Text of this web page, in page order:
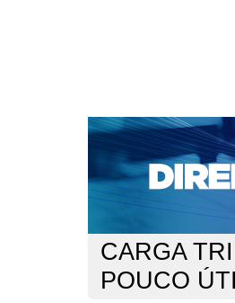
CAPA SOBRE
NOTÍCIAS
EDIÇÕES
Capa>n. 197 (2016) > Villas-
CARGA
POUCO